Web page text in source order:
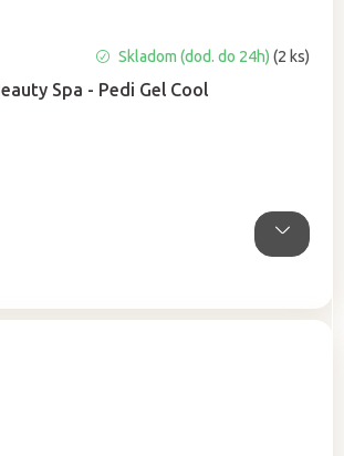
Spa - Pedi Gel Cool
Skladom (dod. do 24h)(2 ks)